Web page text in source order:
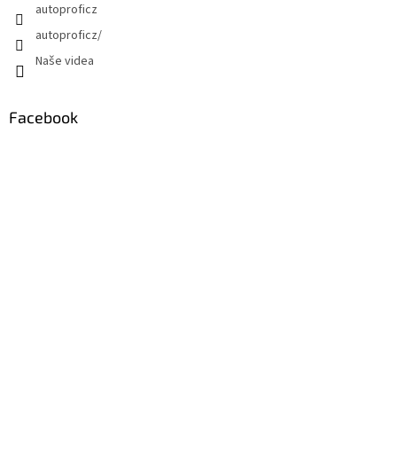
autoproficz
autoproficz/
Naše videa
Facebook